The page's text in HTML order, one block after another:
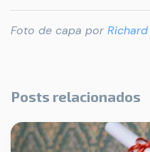
Foto de capa por
Posts relacionados